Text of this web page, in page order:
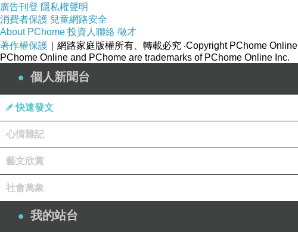
廣告刊登 隱私權聲明
消費者保護 兒童網路安全
About PChome 投資人聯絡 徵才
著作權保護 ｜網路家庭版權所有、轉載必究 ‧Copyright PChome Online
PChome Online and PChome are trademarks of PChome Online Inc.
個人新聞台
快速發文
心情雜記
藝文欣賞
社會萬象
我的站台